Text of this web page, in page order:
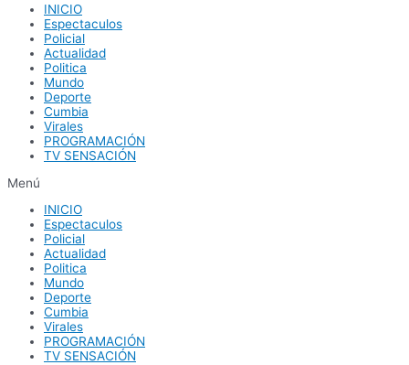
INICIO
Espectaculos
Policial
Actualidad
Politica
Mundo
Deporte
Cumbia
Virales
PROGRAMACIÓN
TV SENSACIÓN
Menú
INICIO
Espectaculos
Policial
Actualidad
Politica
Mundo
Deporte
Cumbia
Virales
PROGRAMACIÓN
TV SENSACIÓN